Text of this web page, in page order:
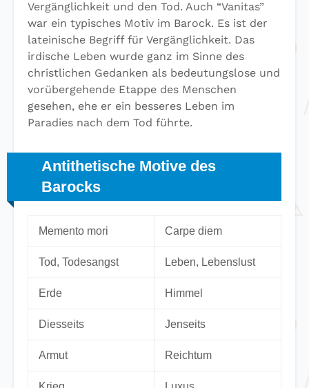
Vergänglichkeit und den Tod. Auch “Vanitas”
war ein typisches Motiv im Barock. Es ist der
lateinische Begriff für Vergänglichkeit. Das
irdische Leben wurde ganz im Sinne des
christlichen Gedanken als bedeutungslose und
vorübergehende Etappe des Menschen
gesehen, ehe er ein besseres Leben im
Paradies nach dem Tod führte.
Antithetische Motive des
Barocks
Memento mori Carpe diem
Tod, Todesangst Leben, Lebenslust
Erde Himmel
Diesseits Jenseits
Armut Reichtum